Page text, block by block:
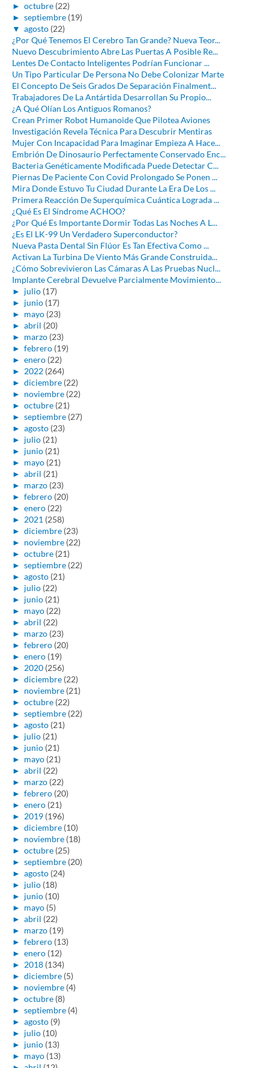
► octubre (22)
► septiembre (19)
▼ agosto (22)
¿Por Qué Tenemos El Cerebro Tan Grande? Nueva Teor...
Nuevo Descubrimiento Abre Las Puertas A Posible Re...
Lentes De Contacto Inteligentes Podrían Funcionar ...
Un Tipo Particular De Persona No Debe Colonizar Marte
El Concepto De Seis Grados De Separación Finalment...
Trabajadores De La Antártida Desarrollan Su Propio...
¿A Qué Olían Los Antiguos Romanos?
Crean Primer Robot Humanoide Que Pilotea Aviones
Investigación Revela Técnica Para Descubrir Mentiras
Mujer Con Incapacidad Para Imaginar Empieza A Hace...
Embrión De Dinosaurio Perfectamente Conservado Enc...
Bacteria Genéticamente Modificada Puede Detectar C...
Piernas De Paciente Con Covid Prolongado Se Ponen ...
Mira Donde Estuvo Tu Ciudad Durante La Era De Los ...
Primera Reacción De Superquímica Cuántica Lograda ...
¿Qué Es El Síndrome ACHOO?
¿Por Qué Es Importante Dormir Todas Las Noches A L...
¿Es El LK-99 Un Verdadero Superconductor?
Nueva Pasta Dental Sin Flúor Es Tan Efectiva Como ...
Activan La Turbina De Viento Más Grande Construida...
¿Cómo Sobrevivieron Las Cámaras A Las Pruebas Nucl...
Implante Cerebral Devuelve Parcialmente Movimiento...
► julio (17)
► junio (17)
► mayo (23)
► abril (20)
► marzo (23)
► febrero (19)
► enero (22)
► 2022 (264)
► diciembre (22)
► noviembre (22)
► octubre (21)
► septiembre (27)
► agosto (23)
► julio (21)
► junio (21)
► mayo (21)
► abril (21)
► marzo (23)
► febrero (20)
► enero (22)
► 2021 (258)
► diciembre (23)
► noviembre (22)
► octubre (21)
► septiembre (22)
► agosto (21)
► julio (22)
► junio (21)
► mayo (22)
► abril (22)
► marzo (23)
► febrero (20)
► enero (19)
► 2020 (256)
► diciembre (22)
► noviembre (21)
► octubre (22)
► septiembre (22)
► agosto (21)
► julio (21)
► junio (21)
► mayo (21)
► abril (22)
► marzo (22)
► febrero (20)
► enero (21)
► 2019 (196)
► diciembre (10)
► noviembre (18)
► octubre (25)
► septiembre (20)
► agosto (24)
► julio (18)
► junio (10)
► mayo (5)
► abril (22)
► marzo (19)
► febrero (13)
► enero (12)
► 2018 (134)
► diciembre (5)
► noviembre (4)
► octubre (8)
► septiembre (4)
► agosto (9)
► julio (10)
► junio (13)
► mayo (13)